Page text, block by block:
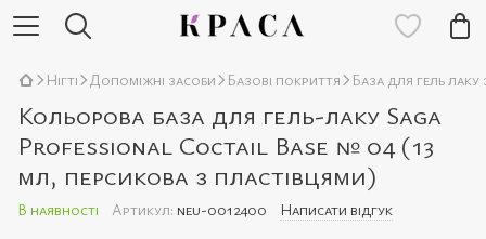
Нігті Допоміжні засоби Базові покриття База для гель
Кольорова база для гель-лаку Saga
Professional Coctail Base № 04 (13
мл, персикова з пластівцями)
В наявності Артикул: neu-0012400 Написати відгук